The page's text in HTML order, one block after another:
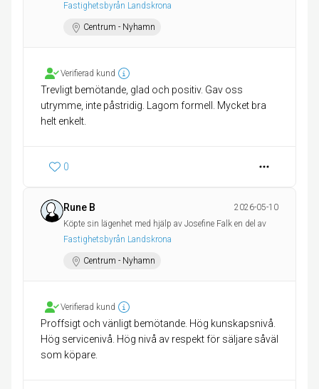
Fastighetsbyrån Landskrona
Centrum - Nyhamn
Verifierad kund
Trevligt bemötande, glad och positiv. Gav oss
utrymme, inte påstridig. Lagom formell. Mycket bra
helt enkelt.
0
Rune B
2026-05-10
Köpte sin lägenhet med hjälp av Josefine Falk en del av
Fastighetsbyrån Landskrona
Centrum - Nyhamn
Verifierad kund
Proffsigt och vänligt bemötande. Hög kunskapsnivå.
Hög servicenivå. Hög nivå av respekt för säljare såväl
som köpare.